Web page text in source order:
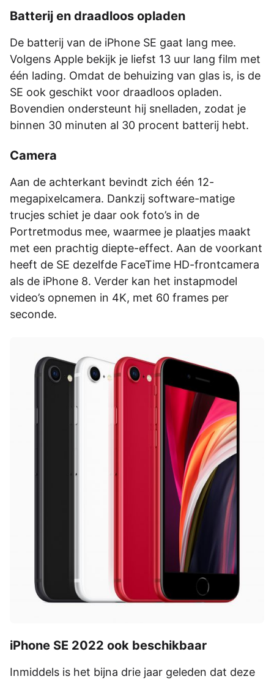
Batterij en draadloos opladen
De batterij van de iPhone SE gaat lang mee.
Volgens Apple bekijk je liefst 13 uur lang film met
één lading. Omdat de behuizing van glas is, is de
SE ook geschikt voor draadloos opladen.
Bovendien ondersteunt hij snelladen, zodat je
binnen 30 minuten al 30 procent batterij hebt.
Camera
Aan de achterkant bevindt zich één 12-
megapixelcamera. Dankzij software-matige
trucjes schiet je daar ook foto’s in de
Portretmodus mee, waarmee je plaatjes maakt
met een prachtig diepte-effect. Aan de voorkant
heeft de SE dezelfde FaceTime HD-frontcamera
als de iPhone 8. Verder kan het instapmodel
video’s opnemen in 4K, met 60 frames per
seconde.
iPhone SE 2022 ook beschikbaar
Inmiddels is het bijna drie jaar geleden dat deze